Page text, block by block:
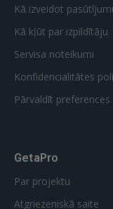
Kā izveidot
Kā kļūt par izpildītāju
Servisa noteikumi
Konfidencialitātes
Pārvaldīt preferences
GetaPro
Par projektu
Atgriezeniskā saite